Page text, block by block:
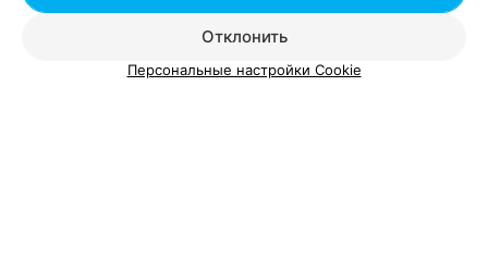
Отклонить
Персональные настройки Cookie